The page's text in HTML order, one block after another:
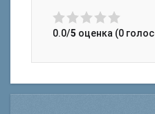
0.0/5 оценка (0